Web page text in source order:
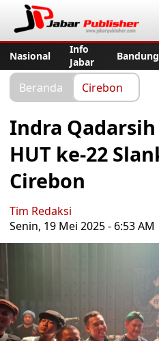
Nasional
Info
Jabar
Bandung
Beranda Cirebon
Indra
HUT ke-22
Cirebon
Tim Redaksi
Senin, 19 Mei 2025 - 6:53 AM